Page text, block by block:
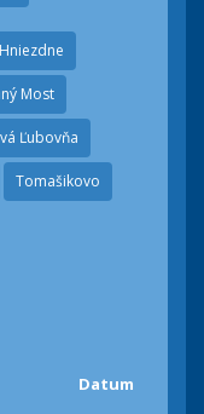
Hniezdne
Most
Ľubovňa
Tomašikovo
Datum